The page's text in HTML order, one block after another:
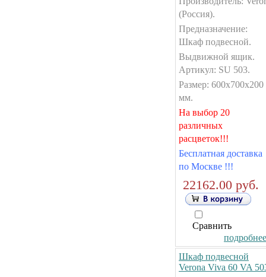
(Россия).
Предназначение:
Шкаф подвесной.
Выдвижной ящик.
Артикул: SU 503.
Размер: 600x700x200
мм.
На выбор 20
различных
расцветок!!!
Бесплатная доставка
по Москве !!!
22162.00 руб.
Сравнить
Шкаф подвесной
Verona Viva 60 VA